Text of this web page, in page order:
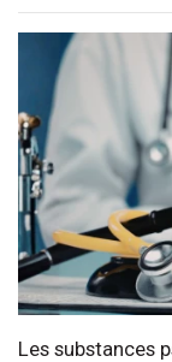
Les substances